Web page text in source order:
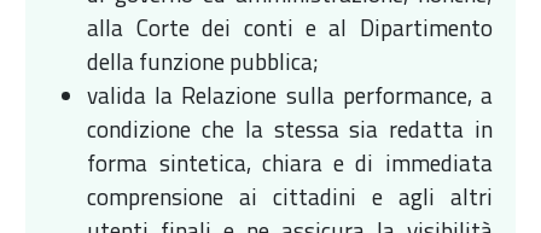
alla Corte dei conti e al Dipartimento
della funzione pubblica;
valida la Relazione sulla performance, a
condizione che la stessa sia redatta in
forma sintetica, chiara e di immediata
comprensione ai cittadini e agli altri